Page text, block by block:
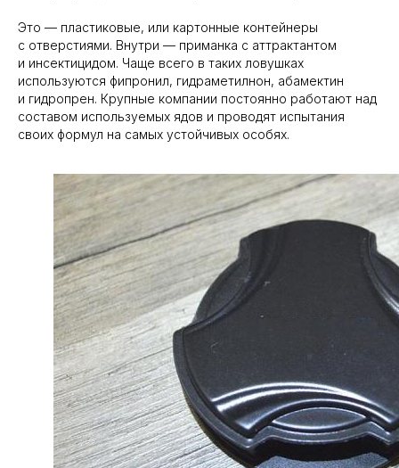
Это — пластиковые, или картонные контейнеры
с отверстиями. Внутри — приманка с аттрактантом
и инсектицидом. Чаще всего в таких ловушках
используются фипронил, гидраметилнон, абамектин
и гидропрен. Крупные компании постоянно работают над
составом используемых ядов и проводят испытания
своих формул на самых устойчивых особях.